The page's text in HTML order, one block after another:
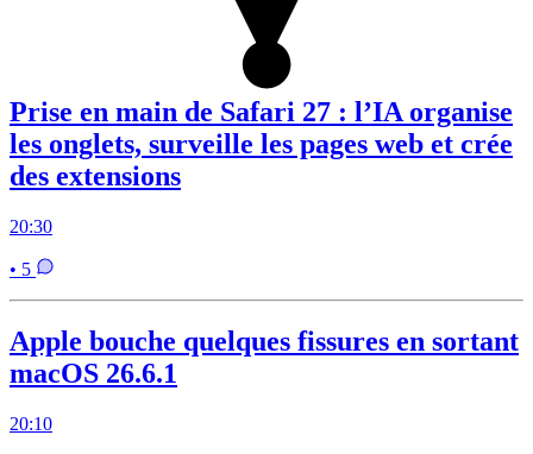
Prise en main de Safari 27 : l’IA organise
les onglets, surveille les pages web et crée
des extensions
20:30
• 5
Apple bouche quelques fissures en sortant
macOS 26.6.1
20:10